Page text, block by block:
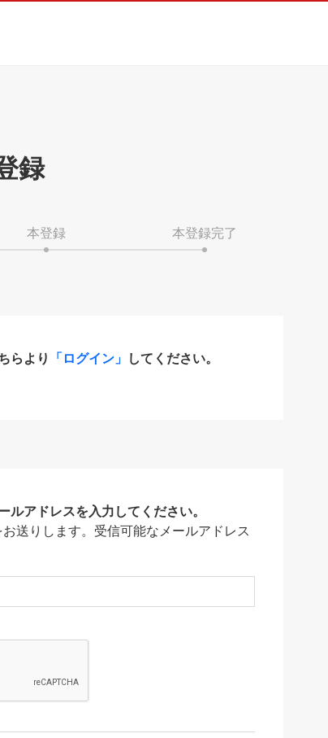
録
本登録 本登録完了
らより 「ログイン」 してください。
アドレスを入力してください。
送りします。受信可能なメールアドレス